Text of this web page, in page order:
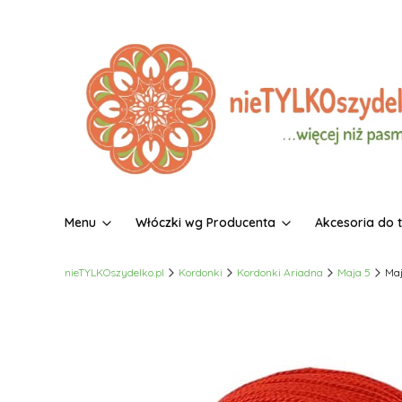
Menu Włóczki wg Producenta Akcesoria do
nieTYLKOszydelko.pl Kordonki Kordonki Ariadna Maja 5